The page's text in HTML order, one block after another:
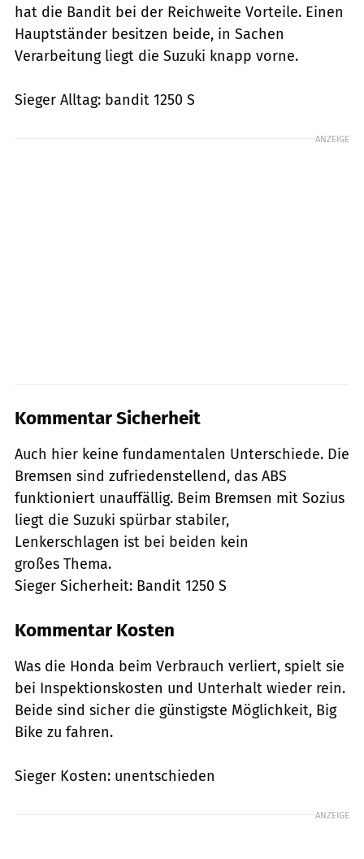
hat die Bandit bei der Reichweite Vorteile. Einen
Hauptständer besitzen beide, in Sachen
Verarbeitung liegt die Suzuki knapp vorne.
Sieger Alltag: bandit 1250 S
ANZEIGE
Kommentar Sicherheit
Auch hier keine fundamentalen Unterschiede. Die
Bremsen sind zufriedenstellend, das ABS
funktioniert unauffällig. Beim Bremsen mit Sozius
liegt die Suzuki spürbar stabiler,
Lenkerschlagen ist bei beiden kein
großes Thema.
Sieger Sicherheit: Bandit 1250 S
Kommentar Kosten
Was die Honda beim Verbrauch verliert, spielt sie
bei Inspektionskosten und Unterhalt wieder rein.
Beide sind sicher die günstigste Möglichkeit, Big
Bike zu fahren.
Sieger Kosten: unentschieden
ANZEIGE